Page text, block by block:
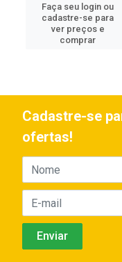
Faça seu login ou
cadastre-se para
ver preços e
comprar
Cadastre-se
ofertas!